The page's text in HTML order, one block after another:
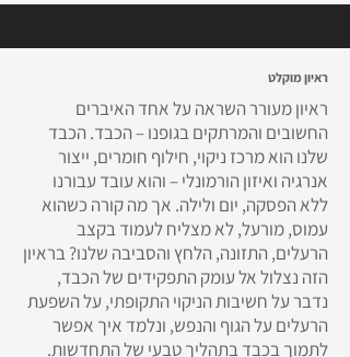
ראיון מוקלט
ראיון מעורר השראה על אחד האיברים
החשובים והמרתקים בגופנו – הכבד. הכבד
שלנו הוא מרכז ניקוי, חילוף חומרים, ייצור
אנרגיה ואיזון הורמונלי – והוא עובד עבורנו
ללא הפסקה, יום ולילה. אך מה קורה כשהוא
עמוס, מורעל, לא מצליח לעמוד בקצב
הרעלים, התזונה, הלחץ והסביבה שלנו? בראיון
הזה נצלול אל עומק התפקידים של הכבד,
נדבר על חשיבות הניקוי התקופתי, על השפעת
הרעלים על הגוף והנפש, ונלמד איך אפשר
לתמוך בכבד בתהליך טבעי של התחדשות.